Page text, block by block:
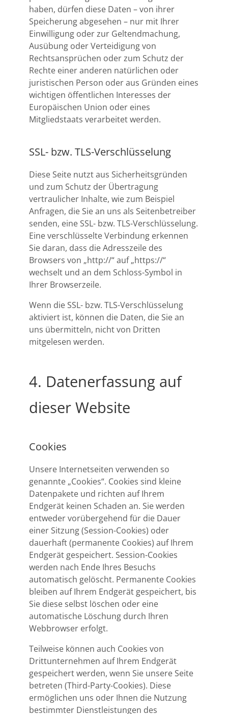
haben, dürfen diese Daten – von ihrer
Speicherung abgesehen – nur mit Ihrer
Einwilligung oder zur Geltendmachung,
Ausübung oder Verteidigung von
Rechtsansprüchen oder zum Schutz der
Rechte einer anderen natürlichen oder
juristischen Person oder aus Gründen eines
wichtigen öffentlichen Interesses der
Europäischen Union oder eines
Mitgliedstaats verarbeitet werden.
SSL- bzw. TLS-Verschlüsselung
Diese Seite nutzt aus Sicherheitsgründen
und zum Schutz der Übertragung
vertraulicher Inhalte, wie zum Beispiel
Anfragen, die Sie an uns als Seitenbetreiber
senden, eine SSL- bzw. TLS-Verschlüsselung.
Eine verschlüsselte Verbindung erkennen
Sie daran, dass die Adresszeile des
Browsers von „http://“ auf „https://“
wechselt und an dem Schloss-Symbol in
Ihrer Browserzeile.
Wenn die SSL- bzw. TLS-Verschlüsselung
aktiviert ist, können die Daten, die Sie an
uns übermitteln, nicht von Dritten
mitgelesen werden.
4. Datenerfassung auf
dieser Website
Cookies
Unsere Internetseiten verwenden so
genannte „Cookies“. Cookies sind kleine
Datenpakete und richten auf Ihrem
Endgerät keinen Schaden an. Sie werden
entweder vorübergehend für die Dauer
einer Sitzung (Session-Cookies) oder
dauerhaft (permanente Cookies) auf Ihrem
Endgerät gespeichert. Session-Cookies
werden nach Ende Ihres Besuchs
automatisch gelöscht. Permanente Cookies
bleiben auf Ihrem Endgerät gespeichert, bis
Sie diese selbst löschen oder eine
automatische Löschung durch Ihren
Webbrowser erfolgt.
Teilweise können auch Cookies von
Drittunternehmen auf Ihrem Endgerät
gespeichert werden, wenn Sie unsere Seite
betreten (Third-Party-Cookies). Diese
ermöglichen uns oder Ihnen die Nutzung
bestimmter Dienstleistungen des